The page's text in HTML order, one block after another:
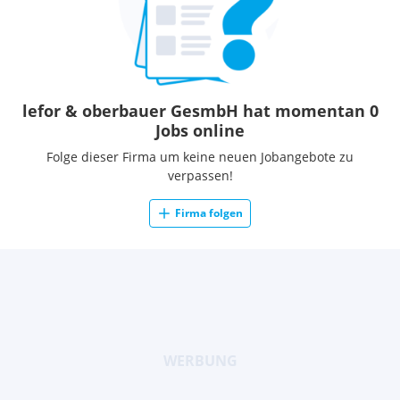
Bitte um Deine aussagekräftigen Unterlagen an:
Lefor Oberbauer GesmbH / Roswitha Hubner / Mitglied der
Geschäftsleitung / hubner@leforoberbauer.at
lefor & oberbauer GesmbH hat momentan 0
Jobs online
Folge dieser Firma um keine neuen Jobangebote zu
verpassen!
Firma folgen